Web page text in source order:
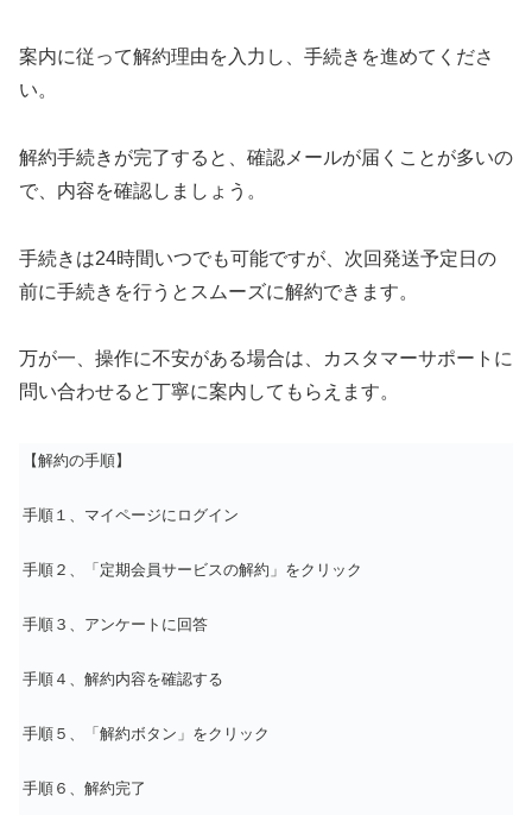
案内に従って解約理由を入力し、手続きを進めてくださ
い。
解約手続きが完了すると、確認メールが届くことが多いの
で、内容を確認しましょう。
手続きは24時間いつでも可能ですが、次回発送予定日の
前に手続きを行うとスムーズに解約できます。
万が一、操作に不安がある場合は、カスタマーサポートに
問い合わせると丁寧に案内してもらえます。
【解約の手順】
手順１、マイページにログイン
手順２、「定期会員サービスの解約」をクリック
手順３、アンケートに回答
手順４、解約内容を確認する
手順５、「解約ボタン」をクリック
手順６、解約完了